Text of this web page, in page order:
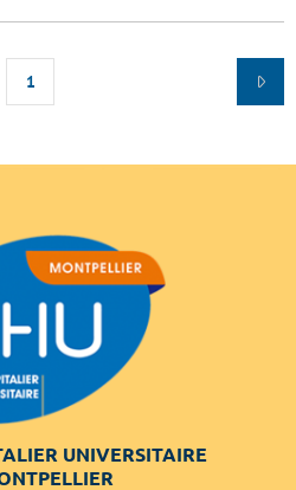
1
UNIVERSITAIRE